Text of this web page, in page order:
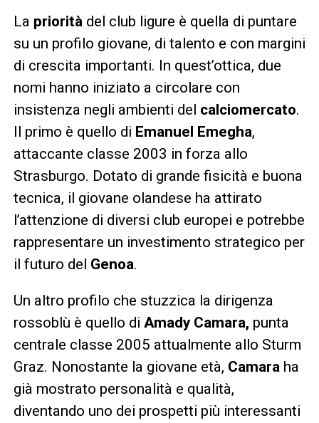
La priorità del club ligure è quella di puntare
su un profilo giovane, di talento e con margini
di crescita importanti. In quest’ottica, due
nomi hanno iniziato a circolare con
insistenza negli ambienti del calciomercato.
Il primo è quello di Emanuel Emegha,
attaccante classe 2003 in forza allo
Strasburgo. Dotato di grande fisicità e buona
tecnica, il giovane olandese ha attirato
l’attenzione di diversi club europei e potrebbe
rappresentare un investimento strategico per
il futuro del Genoa.
Un altro profilo che stuzzica la dirigenza
rossoblù è quello di Amady Camara, punta
centrale classe 2005 attualmente allo Sturm
Graz. Nonostante la giovane età, Camara ha
già mostrato personalità e qualità,
diventando uno dei prospetti più interessanti